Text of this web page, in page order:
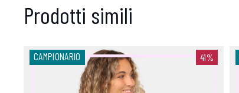
Prodotti simili
CAMPIONARIO 41%